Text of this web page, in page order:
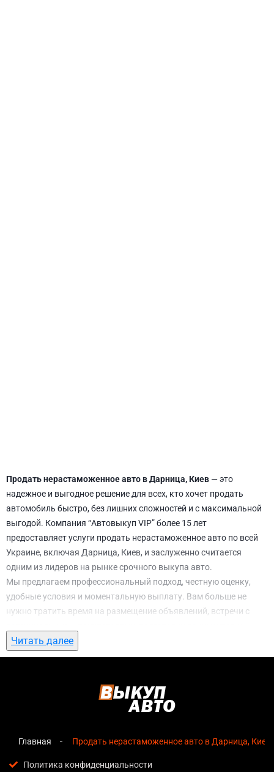
Продать нерастаможенное авто в Дарница, Киев — это
надежное и выгодное решение для всех, кто хочет продать
автомобиль быстро, без лишних сложностей и с максимальной
выгодой. Компания “Автовыкуп VIP” более 15 лет
предоставляет услуги продать нерастаможенное авто по всей
Украине, включая Дарница, Киев, и заслуженно считается
одним из лидеров на рынке срочного выкупа авто.
Мы предлагаем профессиональный подход, честную оценку,
удобные условия и моментальную выплату. Вам больше не
нужно тратить время на размещение объявлений, встречи с
ожидание. С нами вы можете
Дарница, Киеввсего за 1 день.
нерастаможенное авто в Дарница, Киев
озвучивается сразу после обращения, без скрытых
Прозрачные условия— все этапы сделки полностью
Читать далее
Главная Продать нерастаможенное авто в Дарница, Киев
Политика конфиденциальности